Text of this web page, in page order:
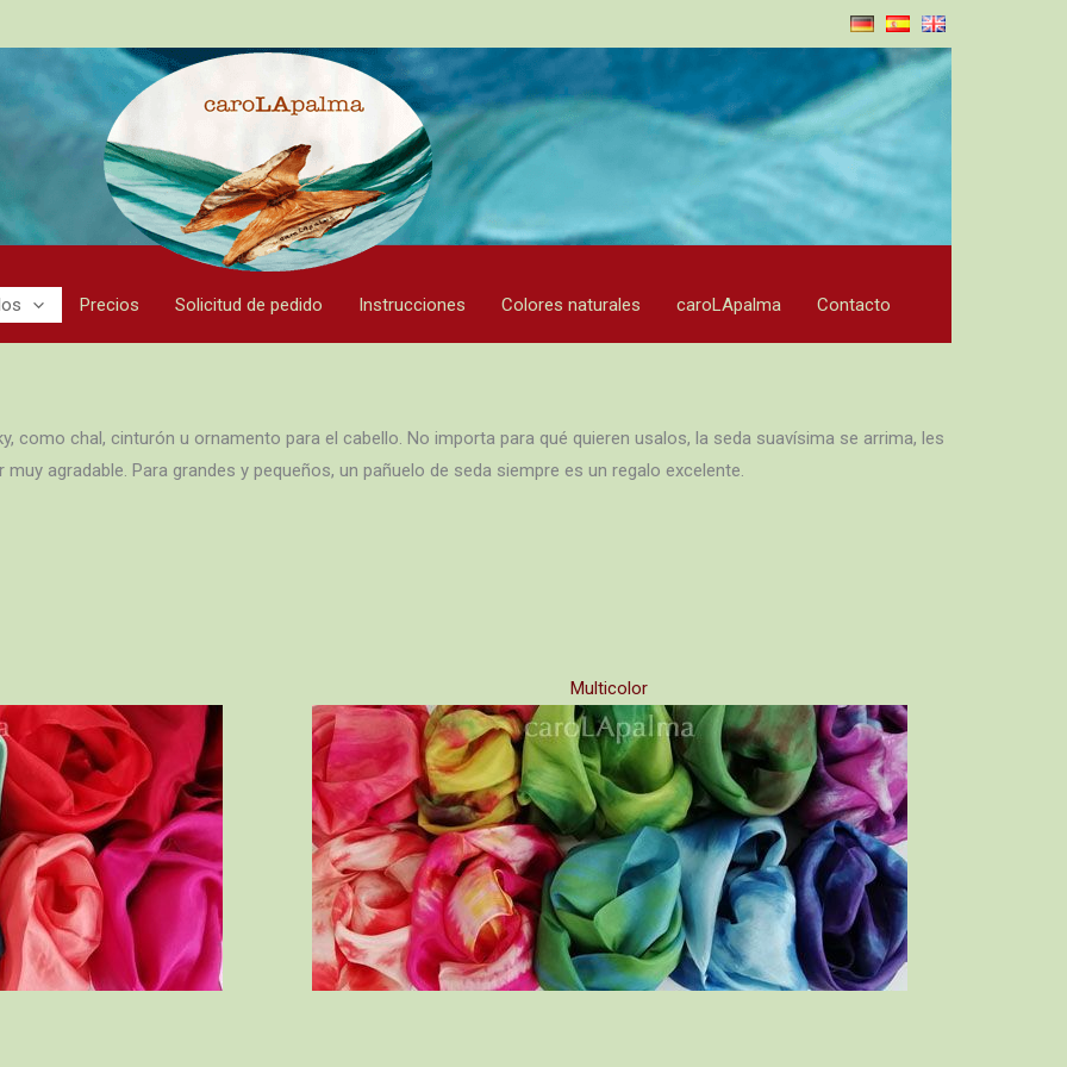
Precios Solicitud de pedido Instrucciones Colores naturales caroLApalma Contacto
como chal, cinturón u ornamento para el cabello. No importa para qué quieren usalos, la seda suavísima se arrima, les
agradable. Para grandes y pequeños, un pañuelo de seda siempre es un regalo excelente.
Multicolor